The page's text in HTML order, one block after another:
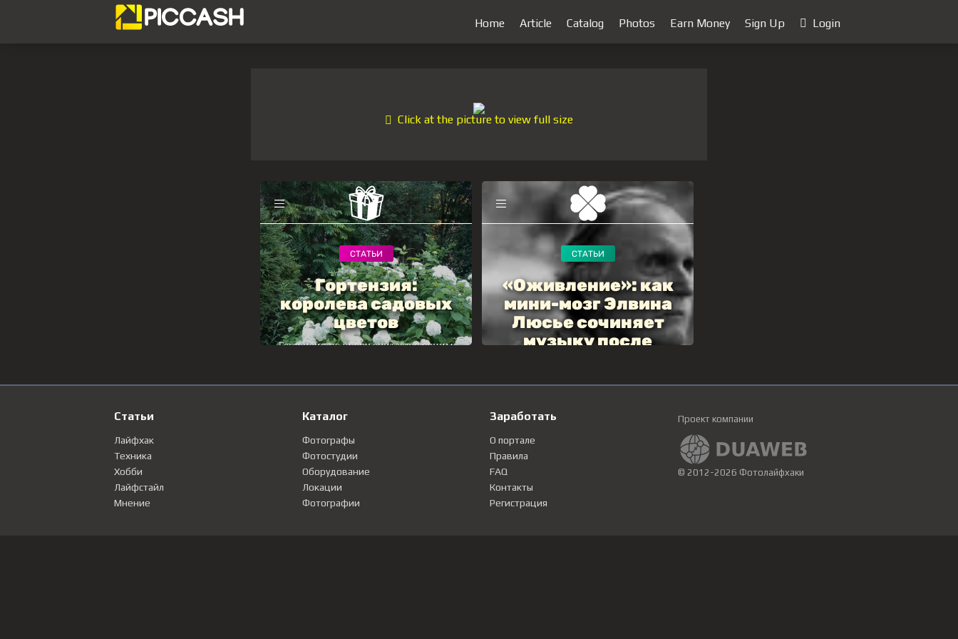
Home Article Catalog Photos Earn Money Sign Up Login
Click at the picture to view full size
Статьи
Лайфхак
Техника
Хобби
Лайфстайл
Мнение
Каталог
Фотографы
Фотостудии
Оборудование
Локации
Фотографии
Заработать
О портале
Правила
FAQ
Контакты
Регистрация
Проект компании
© 2012-2026 Фотолайфхаки